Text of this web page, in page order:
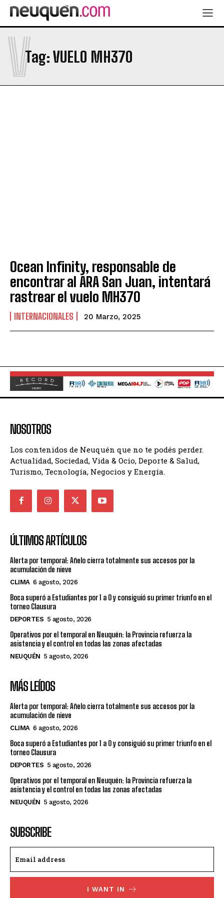
Tag:VUELO MH370
V
Ocean Infinity, responsable de
encontrar al ARA San Juan, intentará
rastrear el vuelo MH370
INTERNACIONALES 20 Marzo, 2025
NOSOTROS
Los contenidos de Neuquén que no te podés perder.
Actualidad, Sociedad, Vida & Ocio, Deporte & Salud,
Turismo, Tecnología, Negocios y Energía.
ÚLTIMOS ARTÍCULOS
Alerta por temporal: Añelo cierra totalmente sus accesos por la
acumulación de nieve
CLIMA 6 agosto, 2026
Boca superó a Estudiantes por 1 a 0 y consiguió su primer triunfo en el
torneo Clausura
DEPORTES 5 agosto, 2026
Operativos por el temporal en Neuquén: la Provincia refuerza la
asistencia y el control en todas las zonas afectadas
NEUQUÉN 5 agosto, 2026
MÁS LEÍDOS
Alerta por temporal: Añelo cierra totalmente sus accesos por la
acumulación de nieve
CLIMA 6 agosto, 2026
Boca superó a Estudiantes por 1 a 0 y consiguió su primer triunfo en el
torneo Clausura
DEPORTES 5 agosto, 2026
Operativos por el temporal en Neuquén: la Provincia refuerza la
asistencia y el control en todas las zonas afectadas
NEUQUÉN 5 agosto, 2026
SUBSCRIBE
I WANT IN